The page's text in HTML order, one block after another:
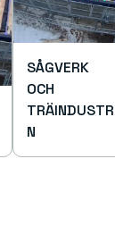
SÅGVERK
OCH
N